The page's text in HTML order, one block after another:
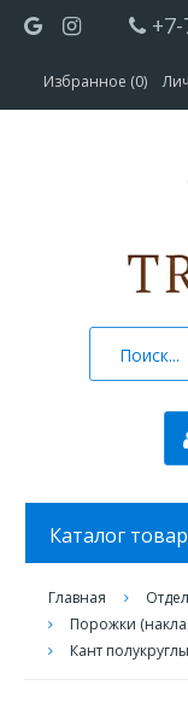
Избранное (0)
Каталог
Главная
Порожки
Кант